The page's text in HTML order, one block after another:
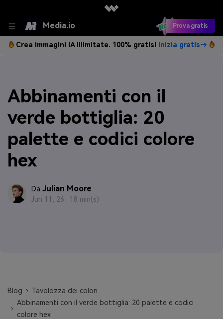
Media.io Prova gratis
Crea immagini IA illimitate. 100% gratis! Inizia gratis→
Abbinamenti con il
verde bottiglia: 20
palette e codici colore
hex
Da Julian Moore
Jun 11, 26 · 18 min(s)
Blog
Tavolozza dei colori
Abbinamenti con il verde bottiglia: 20 palette e codici
colore hex